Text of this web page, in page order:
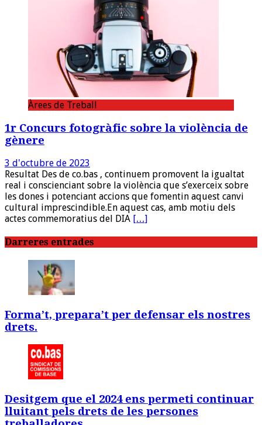
Àrees de Treball
1r Concurs fotogràfic sobre la violència de
gènere
3 d'octubre de 2023
Resultat Des de co.bas , continuem promovent la igualtat
real i conscienciant sobre la violència que s’exerceix sobre
les dones i potenciant accions que fomentin aquest canvi
cultural imprescindible.En aquest cas, amb motiu dels
actes commemoratius del DIA […]
Darreres entrades
Forma’t, prepara’t per defensar els nostres
drets.
Desitgem que el 2024 ens permeti continuar
lluitant pels drets de les persones